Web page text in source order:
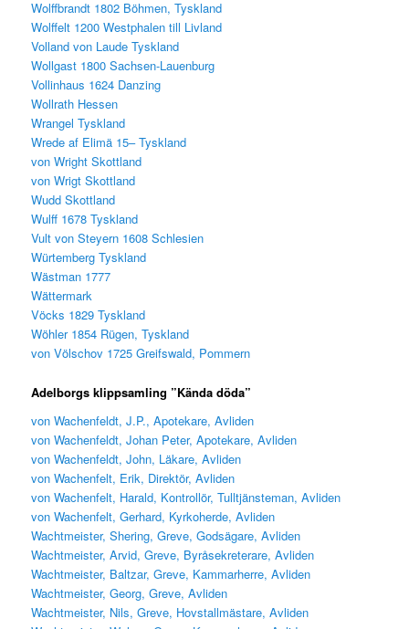
Wolffbrandt 1802 Böhmen, Tyskland
Wolffelt 1200 Westphalen till Livland
Volland von Laude Tyskland
Wollgast 1800 Sachsen-Lauenburg
Vollinhaus 1624 Danzing
Wollrath Hessen
Wrangel Tyskland
Wrede af Elimä 15– Tyskland
von Wright Skottland
von Wrigt Skottland
Wudd Skottland
Wulff 1678 Tyskland
Vult von Steyern 1608 Schlesien
Würtemberg Tyskland
Wästman 1777
Wättermark
Vöcks 1829 Tyskland
Wöhler 1854 Rügen, Tyskland
von Völschov 1725 Greifswald, Pommern
Adelborgs klippsamling ”Kända döda”
von Wachenfeldt, J.P., Apotekare, Avliden
von Wachenfeldt, Johan Peter, Apotekare, Avliden
von Wachenfeldt, John, Läkare, Avliden
von Wachenfelt, Erik, Direktör, Avliden
von Wachenfelt, Harald, Kontrollör, Tulltjänsteman, Avliden
von Wachenfelt, Gerhard, Kyrkoherde, Avliden
Wachtmeister, Shering, Greve, Godsägare, Avliden
Wachtmeister, Arvid, Greve, Byråsekreterare, Avliden
Wachtmeister, Baltzar, Greve, Kammarherre, Avliden
Wachtmeister, Georg, Greve, Avliden
Wachtmeister, Nils, Greve, Hovstallmästare, Avliden